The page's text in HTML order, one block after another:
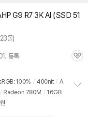
G9 R7 3K AI (SSD 51
몰)
등록
관
100% / 400nit / A
/ Radeon 780M / 16GB